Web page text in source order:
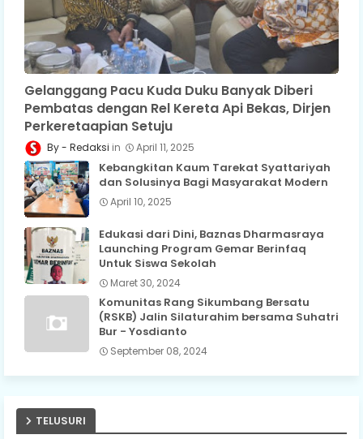
Gelanggang Pacu Kuda Duku Banyak Diberi
Pembatas dengan Rel Kereta Api Bekas, Dirjen
Perkeretaapian Setuju
Redaksi April 11, 2025
Kebangkitan Kaum Tarekat Syattariyah
dan Solusinya Bagi Masyarakat Modern
April 10, 2025
Edukasi dari Dini, Baznas Dharmasraya
Launching Program Gemar Berinfaq
Untuk Siswa Sekolah
Maret 30, 2024
Komunitas Rang Sikumbang Bersatu
(RSKB) Jalin Silaturahim bersama Suhatri
Bur - Yosdianto
September 08, 2024
TELUSURI